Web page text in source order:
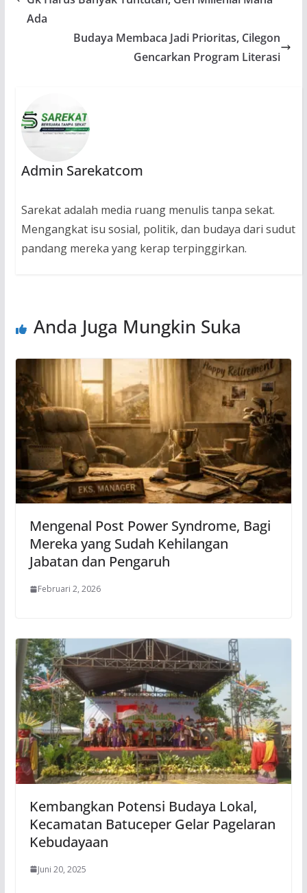
Ada
Budaya Membaca Jadi Prioritas, Cilegon
Gencarkan Program Literasi
Admin Sarekatcom
Sarekat adalah media ruang menulis tanpa sekat.
Mengangkat isu sosial, politik, dan budaya dari sudut
pandang mereka yang kerap terpinggirkan.
Anda Juga Mungkin Suka
Mengenal Post Power Syndrome, Bagi
Mereka yang Sudah Kehilangan
Jabatan dan Pengaruh
Februari 2, 2026
Kembangkan Potensi Budaya Lokal,
Kecamatan Batuceper Gelar Pagelaran
Kebudayaan
Juni 20, 2025